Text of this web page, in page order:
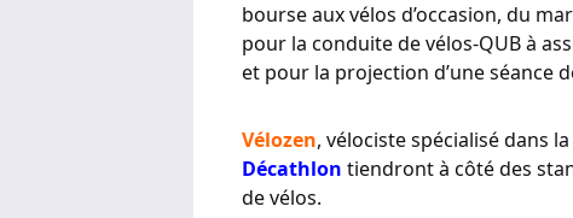
bourse aux vélos d’occasion, du
pour la conduite de vélos-QUB à
et pour la projection d’une séance
Vélozen, vélociste spécialisé dans
Décathlon tiendront à côté des
de vélos.